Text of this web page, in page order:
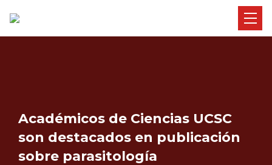
Académicos de Ciencias UCSC
son destacados en publicación
sobre parasitología